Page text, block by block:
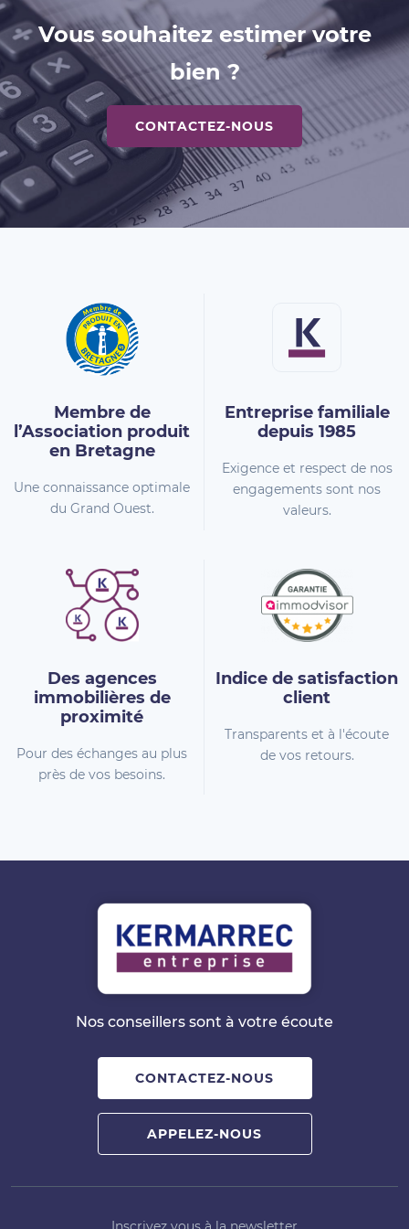
Vous souhaitez estimer votre
bien ?
CONTACTEZ-NOUS
Membre de
l’Association produit
en Bretagne
Une connaissance optimale
du Grand Ouest.
Entreprise familiale
depuis 1985
Exigence et respect de nos
engagements sont nos
valeurs.
Des agences
immobilières de
proximité
Pour des échanges au plus
près de vos besoins.
Indice de satisfaction
client
Transparents et à l'écoute
de vos retours.
Nos conseillers sont à votre écoute
CONTACTEZ-NOUS
APPELEZ-NOUS